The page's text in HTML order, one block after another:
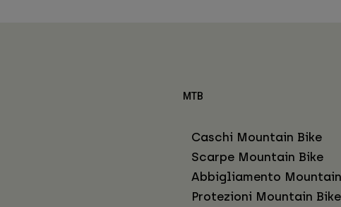
MTB
Caschi Mountain Bike
Scarpe Mountain Bike
Abbigliamento
Protezioni Mountain Bike